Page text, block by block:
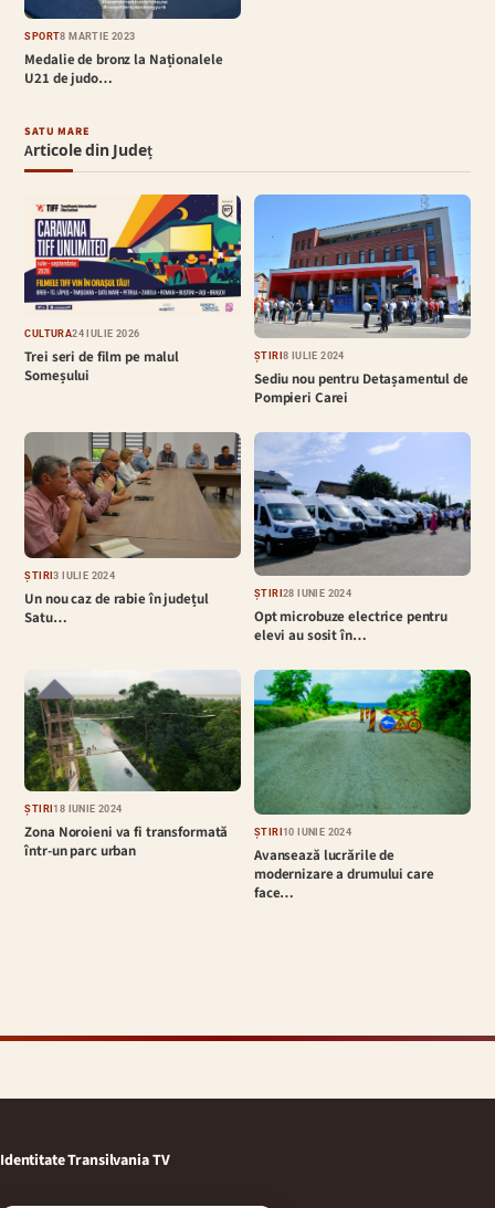
SPORT8 MARTIE 2023
Medalie de bronz la Naționalele
U21 de judo…
SATU MARE
Articole din Județ
CULTURĂ24 IULIE 2026
Trei seri de film pe malul
Someșului
ȘTIRI8 IULIE 2024
Sediu nou pentru Detașamentul de
Pompieri Carei
ȘTIRI3 IULIE 2024
Un nou caz de rabie în județul
Satu…
ȘTIRI28 IUNIE 2024
Opt microbuze electrice pentru
elevi au sosit în…
ȘTIRI18 IUNIE 2024
Zona Noroieni va fi transformată
într-un parc urban
ȘTIRI10 IUNIE 2024
Avansează lucrările de
modernizare a drumului care
face…
Identitate Transilvania TV